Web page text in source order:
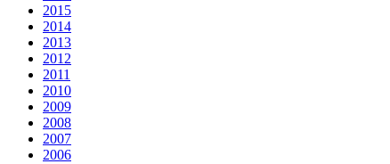
2015
2014
2013
2012
2011
2010
2009
2008
2007
2006